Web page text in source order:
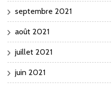
septembre 2021
août 2021
juillet 2021
juin 2021